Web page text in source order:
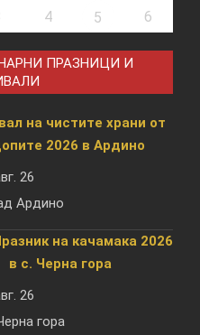
4 5 6
ПРАЗНИЦИ И
на чистите храни от
2026 в Ардино
26
Ардино
на качамака 2026
в с. Черна гора
26
гора